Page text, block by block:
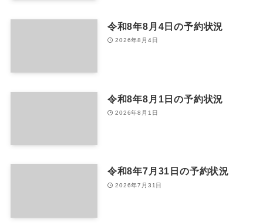
令和8年8月4日の予約状況
2026年8月4日
令和8年8月1日の予約状況
2026年8月1日
令和8年7月31日の予約状況
2026年7月31日